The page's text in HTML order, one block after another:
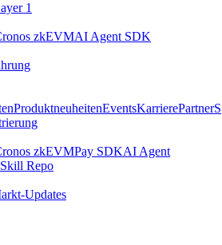
1
zkEVMAI Agent SDK
ProduktneuheitenEventsKarrierePartnerS
zkEVMPay SDKAI Agent
Repo
Updates